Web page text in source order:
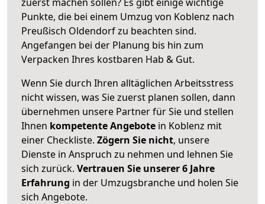
Punkte, die bei einem Umzug von Koblenz nach
Preußisch Oldendorf zu beachten sind.
Angefangen bei der Planung bis hin zum
Verpacken Ihres kostbaren Hab & Gut.
Wenn Sie durch Ihren alltäglichen Arbeitsstress
nicht wissen, was Sie zuerst planen sollen, dann
übernehmen unsere Partner für Sie und stellen
Ihnen kompetente Angebote in Koblenz mit
einer Checkliste. Zögern Sie nicht, unsere
Dienste in Anspruch zu nehmen und lehnen Sie
sich zurück. Vertrauen Sie unserer 6 Jahre
Erfahrung in der Umzugsbranche und holen Sie
sich Angebote.